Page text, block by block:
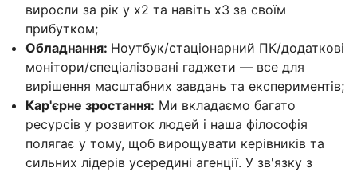
виросли за рік у х2 та навіть х3 за своїм
прибутком;
Обладнання: Ноутбук/стаціонарний ПК/додаткові
монітори/спеціалізовані гаджети — все для
вирішення масштабних завдань та експериментів;
Кар'єрне зростання: Ми вкладаємо багато
ресурсів у розвиток людей і наша філософія
полягає у тому, щоб вирощувати керівників та
сильних лідерів усередині агенції. У зв'язку з